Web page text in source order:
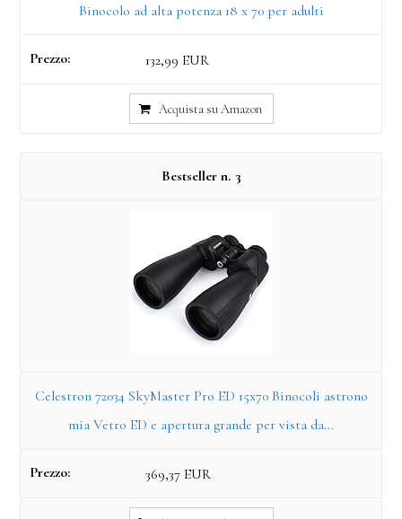
Binocolo ad alta potenza 18 x 70 per adulti
132,99 EUR
Acquista su Amazon
3
Celestron 72034 SkyMaster Pro ED 15x70 Binocoli astrono
mia Vetro ED e apertura grande per vista da...
369,37 EUR